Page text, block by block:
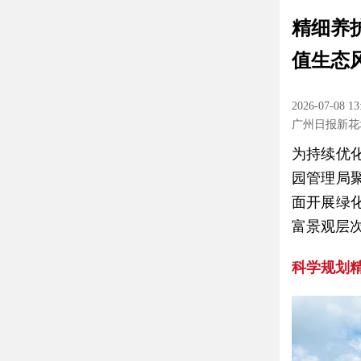
精细养
值生态
2026-07-08
广州日报新
为持续优
园管理局
面开展绿
富景观层
科学规划